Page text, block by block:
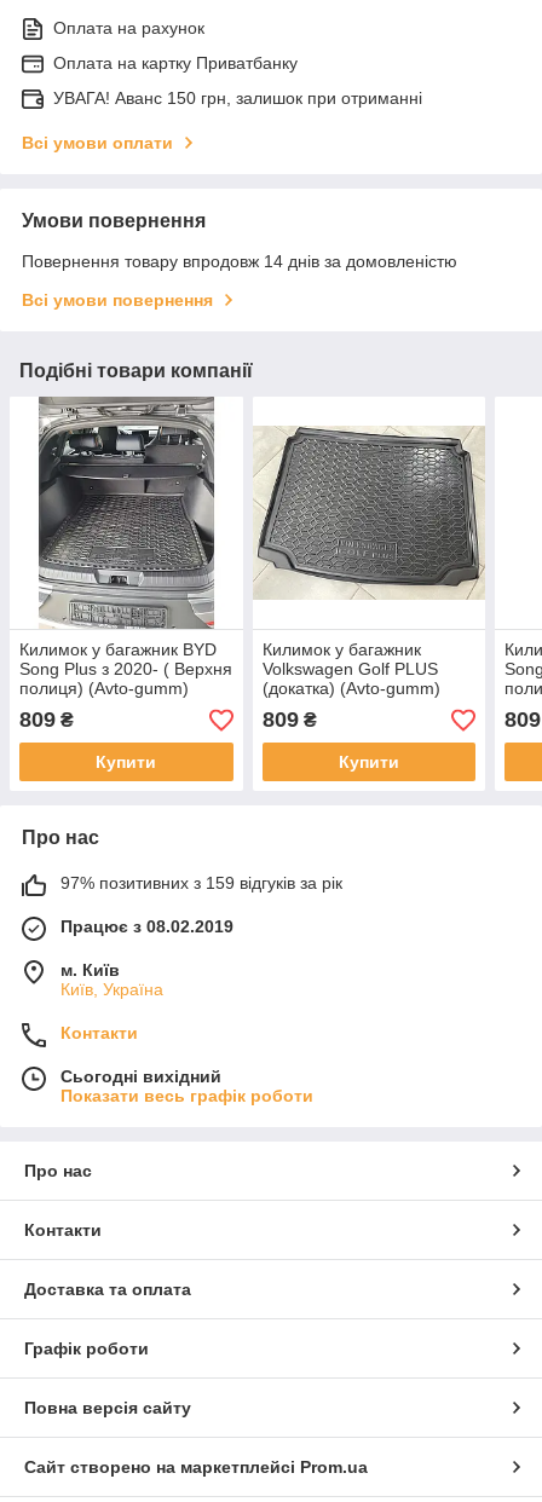
Оплата на рахунок
Оплата на картку Приватбанку
УВАГА! Аванс 150 грн, залишок при отриманні
Всі умови оплати
Умови повернення
Повернення товару впродовж 14 днів за домовленістю
Всі умови повернення
Подібні товари компанії
Килимок у багажник BYD
Song Plus з 2020- ( Верхня
полиця) (Avto-gumm)
пластик+гума
809 ₴
Купити
Килимок у багажник
Volkswagen Golf PLUS
(докатка) (Avto-gumm)
Пластик + гума
809₴
Купити
809
Про нас
97% позитивних з 159 відгуків за рік
Працює з 08.02.2019
м. Київ
Київ, Україна
Контакти
Сьогодні вихідний
Показати весь графік роботи
Про нас
Контакти
Доставка та оплата
Графік роботи
Повна версія сайту
Сайт створено на маркетплейсі Prom.ua